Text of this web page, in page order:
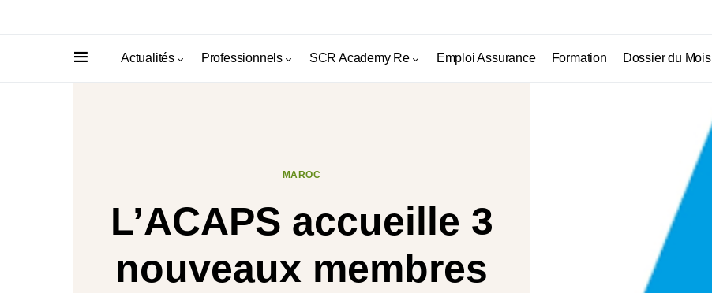
Actualités Professionnels SCR Academy Re Emploi Assurance Formation Dossier du Mois
MAROC
L’ACAPS accueille 3
nouveaux membres